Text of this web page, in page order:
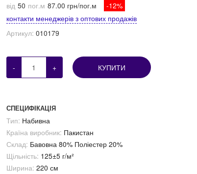
від 50 пог.м 87.00 грн/пог.м
-12%
контакти менеджерів з оптових продажів
Артикул: 010179
- + КУПИТИ
СПЕЦИФІКАЦІЯ
Тип: Набивна
Країна виробник: Пакистан
Склад: Бавовна 80% Поліестер 20%
Щільність: 125±5 г/м²
Ширина: 220 см